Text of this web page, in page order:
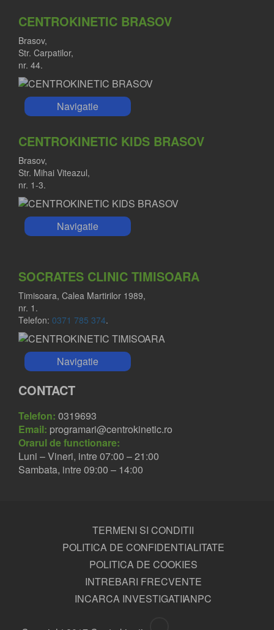
CENTROKINETIC BRASOV
Brasov,
Str. Carpatilor,
nr. 44.
Navigatie
CENTROKINETIC KIDS BRASOV
Brasov,
Str. Mihai Viteazul,
nr. 1-3.
Navigatie
SOCRATES CLINIC TIMISOARA
Timisoara, Calea Martirilor 1989,
nr. 1.
Telefon: 0371 785 374.
Navigatie
CONTACT
Telefon: 0319693
Email: programari@centrokinetic.ro
Orarul de functionare:
Luni – Vineri, intre 07:00 – 21:00
Sambata, intre 09:00 – 14:00
TERMENI SI CONDITII
POLITICA DE CONFIDENTIALITATE
POLITICA DE COOKIES
INTREBARI FRECVENTE
INCARCA INVESTIGATIIANPC